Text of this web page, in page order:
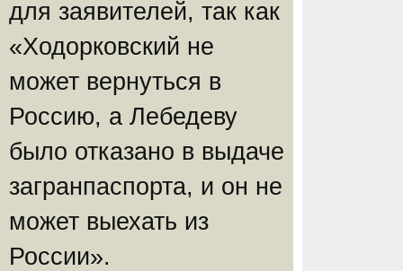
для заявителей, так как
«Ходорковский не
может вернуться в
Россию, а Лебедеву
было отказано в выдаче
загранпаспорта, и он не
может выехать из
России».